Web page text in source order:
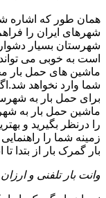
همان طور که اشاره
شهرهای ایران را
شهرستان بسیار
است به خوبی می
ماشین های حمل بار
شما وارد نخواهد
برای حمل بار به
ماشین حمل بار به
را درنظر بگیرید و
زمینه شما را
بار گمرک بار از بتدا
وانت بار تلفنی و